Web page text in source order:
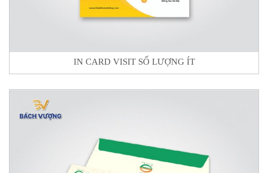
IN CARD VISIT SỐ LƯỢNG ÍT